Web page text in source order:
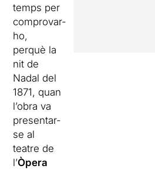
temps per
comprovar-
ho,
perquè la
nit de
Nadal del
1871, quan
l’obra va
presentar-
se al
teatre de
l’Òpera